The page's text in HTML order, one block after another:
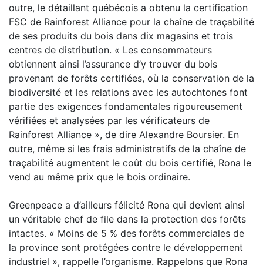
outre, le détaillant québécois a obtenu la certification
FSC de Rainforest Alliance pour la chaîne de traçabilité
de ses produits du bois dans dix magasins et trois
centres de distribution. « Les consommateurs
obtiennent ainsi l’assurance d’y trouver du bois
provenant de forêts certifiées, où la conservation de la
biodiversité et les relations avec les autochtones font
partie des exigences fondamentales rigoureusement
vérifiées et analysées par les vérificateurs de
Rainforest Alliance », de dire Alexandre Boursier. En
outre, même si les frais administratifs de la chaîne de
traçabilité augmentent le coût du bois certifié, Rona le
vend au même prix que le bois ordinaire.
Greenpeace a d’ailleurs félicité Rona qui devient ainsi
un véritable chef de file dans la protection des forêts
intactes. « Moins de 5 % des forêts commerciales de
la province sont protégées contre le développement
industriel », rappelle l’organisme. Rappelons que Rona